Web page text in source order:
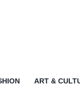
ART &